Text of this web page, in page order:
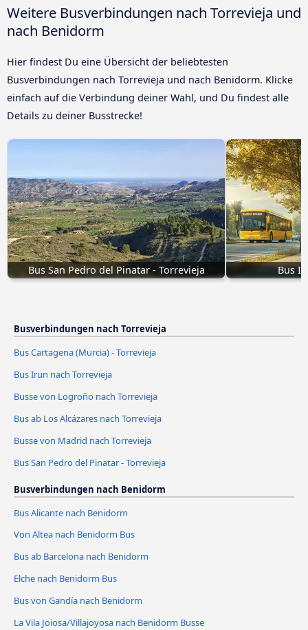
Weitere Busverbindungen nach Torrevieja und
nach Benidorm
Hier findest Du eine Übersicht der beliebtesten
Busverbindungen nach Torrevieja und nach Benidorm. Klicke
einfach auf die Verbindung deiner Wahl, und Du findest alle
Details zu deiner Busstrecke!
Bus San Pedro del Pinatar - Torrevieja Bus
Busverbindungen nach Torrevieja
Bus Cartagena (Murcia) - Torrevieja
Bus Irun nach Torrevieja
Busse von Logroño nach Torrevieja
Bus ab Los Alcázares nach Torrevieja
Busse von Madrid nach Torrevieja
Bus San Pedro del Pinatar - Torrevieja
Busverbindungen nach Benidorm
Bus Alicante nach Benidorm
Von Altea nach Benidorm Bus
Bus ab Barcelona nach Benidorm
Elche nach Benidorm Bus
Bus von Gandía nach Benidorm
La Vila Joiosa/Villajoyosa nach Benidorm Busse